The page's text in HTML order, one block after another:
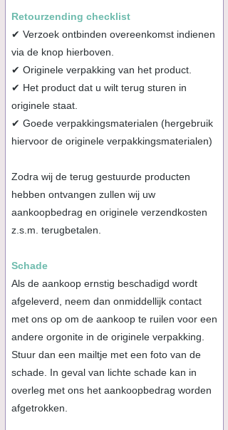
Retourzending checklist
✔ Verzoek ontbinden overeenkomst indienen
via de knop hierboven.
✔ Originele verpakking van het product.
✔ Het product dat u wilt terug sturen in
originele staat.
✔ Goede verpakkingsmaterialen (hergebruik
hiervoor de originele verpakkingsmaterialen)
Zodra wij de terug gestuurde producten
hebben ontvangen zullen wij uw
aankoopbedrag en originele verzendkosten
z.s.m. terugbetalen.
Schade
Als de aankoop ernstig beschadigd wordt
afgeleverd, neem dan onmiddellijk contact
met ons op om de aankoop te ruilen voor een
andere orgonite in de originele verpakking.
Stuur dan een mailtje met een foto van de
schade. In geval van lichte schade kan in
overleg met ons het aankoopbedrag worden
afgetrokken.